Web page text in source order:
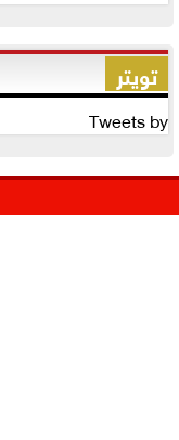
تويتر
Tweets by